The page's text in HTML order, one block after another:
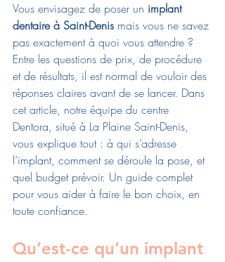
Vous envisagez de poser un implant
dentaire à Saint-Denis mais vous ne savez
pas exactement à quoi vous attendre ?
Entre les questions de prix, de procédure
et de résultats, il est normal de vouloir des
réponses claires avant de se lancer. Dans
cet article, notre équipe du centre
Dentora, situé à La Plaine Saint-Denis,
vous explique tout : à qui s’adresse
l’implant, comment se déroule la pose, et
quel budget prévoir. Un guide complet
pour vous aider à faire le bon choix, en
toute confiance.
Qu’est-ce qu’un implant